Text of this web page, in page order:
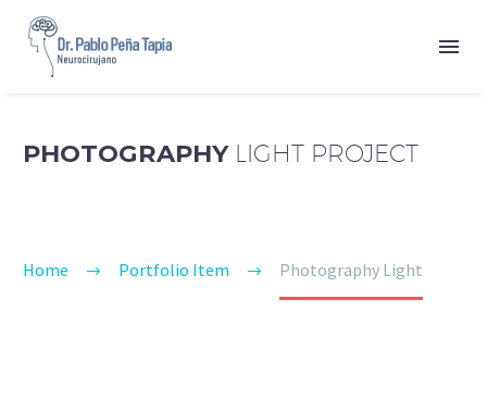
PHOTOGRAPHY LIGHT PROJECT
Home Portfolio Item Photography Light